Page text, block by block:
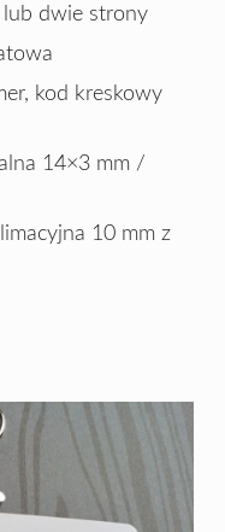
lub dwie strony
kod kreskowy
14×3 mm /
10 mm z